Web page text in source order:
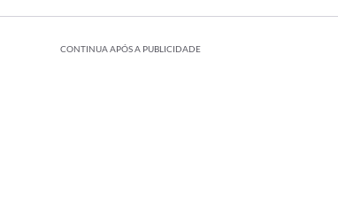
CONTINUA APÓS A PUBLICIDADE